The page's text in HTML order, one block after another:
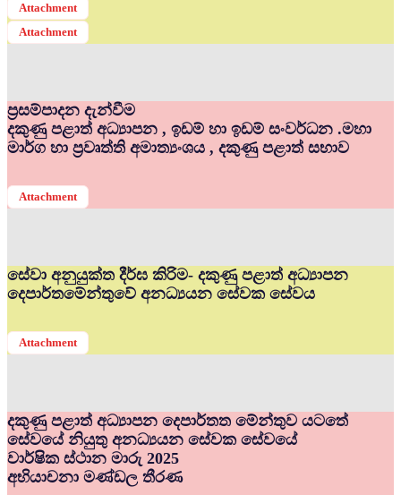
Attachment
Attachment
ප්‍රසම්පාදන දැන්වීම
දකුණු පළාත් අධ්‍යාපන , ඉඩම් හා ඉඩම් සංවර්ධන .මහා
මාර්ග හා ප්‍රවෘත්ති අමාත්‍යංශය , දකුණු පළාත් සභාව
Attachment
සේවා අනුයුක්ත දීර්ඝ කිරිම- දකුණු පළාත් අධ්‍යාපන
දෙපාර්තමේන්තුවේ අනධ්‍යයන සේවක සේවය
Attachment
දකුණු පළාත් අධ්‍යාපන දෙපාර්තත මේන්තුව යටතේ
සේවයේ නියුතු අනධ්‍යයන සේවක සේවයේ
වාර්ෂික ස්ථාන මාරු 2025
අභියාචනා මණ්ඩල තීරණ